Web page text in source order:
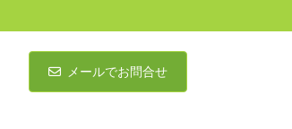
メールでお問合せ